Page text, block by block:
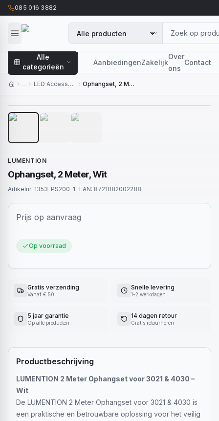
085 016 3882
Alle
categorieën
AanbiedingenZakelijk
Over
ons
Contact
… LED Accessoires
Ophangset, 2 Meter, Wit
LUMENTION
Ophangset, 2 Meter, Wit
Artikelnr: 1353-PS200-1 EAN: 8721082002288
Prijs op aanvraag
Op voorraad
Gratis verzending
Vanaf € 50
Snelle levering
1-2 werkdagen
5 jaar garantie
Op alle producten
14 dagen retour
Gratis retourneren
Productbeschrijving
LUMENTION 2 Meter Ophangset voor 3021 & 4030 –
Wit
De LUMENTION 2 Meter Ophangset voor 3021 & 4030 is
een praktische en betrouwbare oplossing voor het veilig